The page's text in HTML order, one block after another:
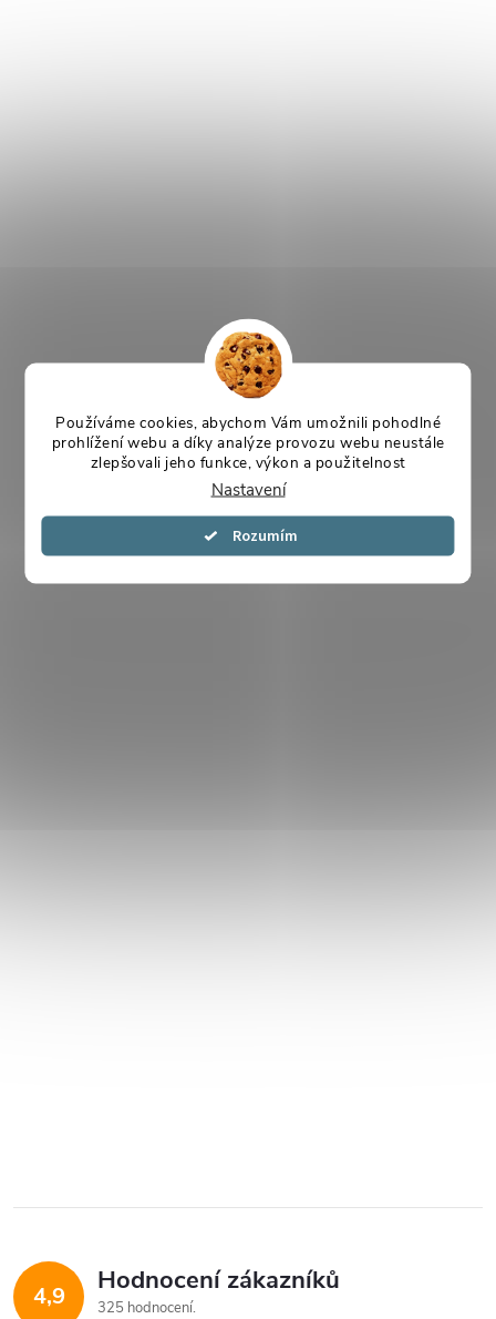
Používáme cookies, abychom Vám umožnili pohodlné
prohlížení webu a díky analýze provozu webu neustále
zlepšovali jeho funkce, výkon a použitelnost
Nastavení
Souhlasím
4,9 Hodnocení zákazníků
325 hodnocení